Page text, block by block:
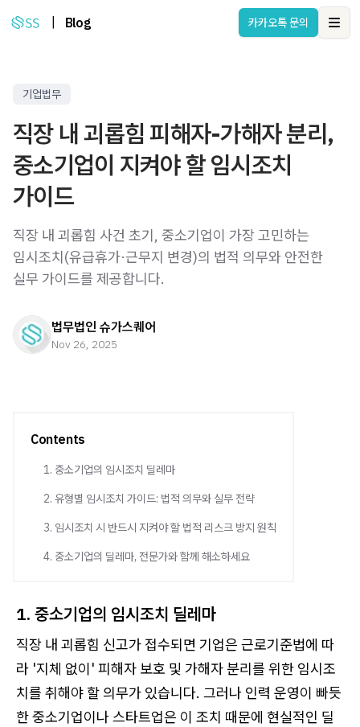
Blog 카카오톡 문의
기업법무
직장 내 괴롭힘 피해자-가해자 분리,
중소기업이 지켜야 할 임시조치
가이드
직장 내 괴롭힘 사건 초기, 중소기업이 가장 고민하는
임시조치(유급휴가·근무지 변경)의 법적 의무와 안전한
실무 가이드를 제공합니다.
법무법인 슈가스퀘어
Nov 26, 2025
Contents
1. 중소기업의 임시조치 딜레마
2. 유형별 임시조치 가이드: 법적 의무와 실무 전략
3. 임시조치 시 반드시 지켜야 할 법적 리스크 방지 원칙
4. 중소기업의 딜레마, 전문가와 함께 해소하세요
1. 중소기업의 임시조치 딜레마
직장 내 괴롭힘 신고가 접수되면 기업은 근로기준법에 따
라 '지체 없이' 피해자 보호 및 가해자 분리를 위한 임시조
치를 취해야 할 의무가 있습니다. 그러나 인력 운영이 빠듯
한 중소기업이나 스타트업은 이 조치 때문에 현실적인 딜